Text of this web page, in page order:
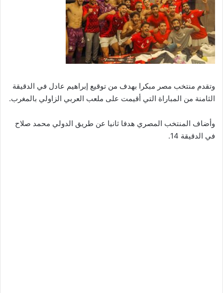
وتقدم منتخب مصر مبكرا بهدف من توقيع إبراهيم عادل في الدقيقة
الثامنة من المباراة التي أقيمت على ملعب العربي الزاولي بالمغرب.
وأضاف المنتخب المصري هدفا ثانيا عن طريق الدولي محمد صلاح
في الدقيقة 14.